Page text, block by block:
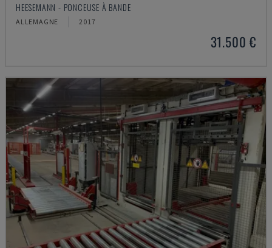
HEESEMANN - PONCEUSE À BANDE
ALLEMAGNE 2017
31.500 €